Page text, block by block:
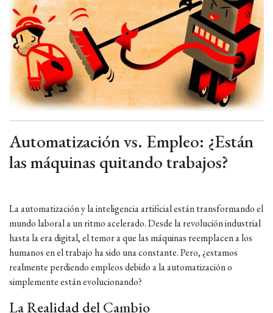
Automatización vs. Empleo: ¿Están
las máquinas quitando trabajos?
La automatización y la inteligencia artificial están transformando el
mundo laboral a un ritmo acelerado. Desde la revolución industrial
hasta la era digital, el temor a que las máquinas reemplacen a los
humanos en el trabajo ha sido una constante. Pero, ¿estamos
realmente perdiendo empleos debido a la automatización o
simplemente están evolucionando?
La Realidad del Cambio